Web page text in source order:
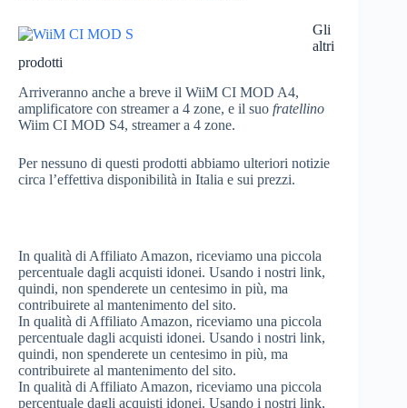
Gli
altri
prodotti
Arriveranno anche a breve il WiiM CI MOD A4,
amplificatore con streamer a 4 zone, e il suo fratellino
Wiim CI MOD S4, streamer a 4 zone.
Per nessuno di questi prodotti abbiamo ulteriori notizie
circa l’effettiva disponibilità in Italia e sui prezzi.
In qualità di Affiliato Amazon, riceviamo una piccola
percentuale dagli acquisti idonei. Usando i nostri link,
quindi, non spenderete un centesimo in più, ma
contribuirete al mantenimento del sito.
In qualità di Affiliato Amazon, riceviamo una piccola
percentuale dagli acquisti idonei. Usando i nostri link,
quindi, non spenderete un centesimo in più, ma
contribuirete al mantenimento del sito.
In qualità di Affiliato Amazon, riceviamo una piccola
percentuale dagli acquisti idonei. Usando i nostri link,